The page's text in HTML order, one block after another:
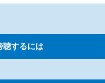
聴するには